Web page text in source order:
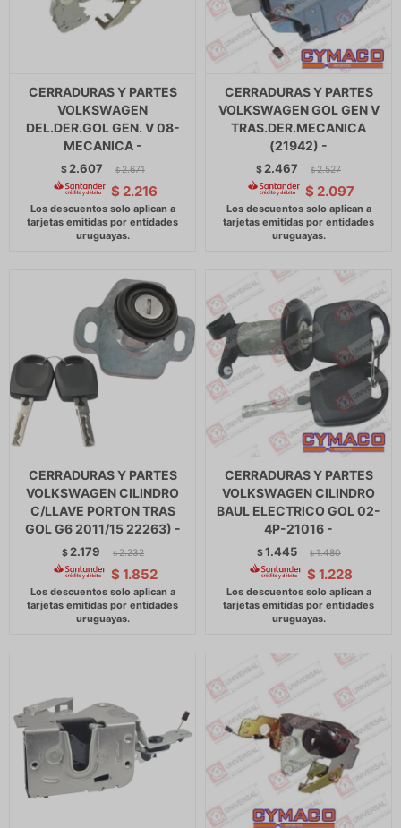
CERRADURAS Y PARTES
VOLKSWAGEN
DEL.DER.GOL GEN. V 08-
MECANICA -
$ 2.607 $ 2.671
$ 2.216
CERRADURAS Y PARTES
VOLKSWAGEN GOL GEN V
TRAS.DER.MECANICA
(21942) -
$ 2.467 $ 2.527
$ 2.097
CERRADURAS Y PARTES
VOLKSWAGEN CILINDRO
C/LLAVE PORTON TRAS
GOL G6 2011/15 22263) -
$ 2.179 $ 2.232
$ 1.852
CERRADURAS Y PARTES
VOLKSWAGEN CILINDRO
BAUL ELECTRICO GOL 02-
4P-21016 -
$1.445 $ 1.480
$ 1.228